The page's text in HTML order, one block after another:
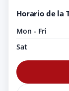
Horario de la
Mon - Fri
Sat